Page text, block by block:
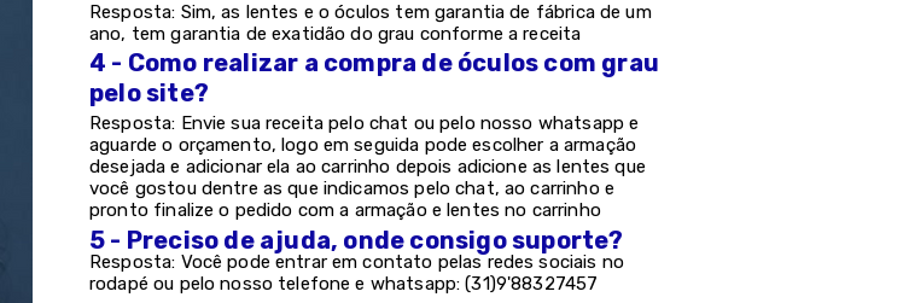
Resposta: Sim, as lentes e o óculos tem garantia de fábrica de um
ano, tem garantia de exatidão do grau conforme a receita
4 - Como realizar a compra de óculos com grau
pelo site?
Resposta: Envie sua receita pelo chat ou pelo nosso whatsapp e
aguarde o orçamento, logo em seguida pode escolher a armação
desejada e adicionar ela ao carrinho depois adicione as lentes que
você gostou dentre as que indicamos pelo chat, ao carrinho e
pronto finalize o pedido com a armação e lentes no carrinho
5 - Preciso de ajuda, onde consigo suporte?
Resposta: Você pode entrar em contato pelas redes sociais no
rodapé ou pelo nosso telefone e whatsapp: (31)9'88327457